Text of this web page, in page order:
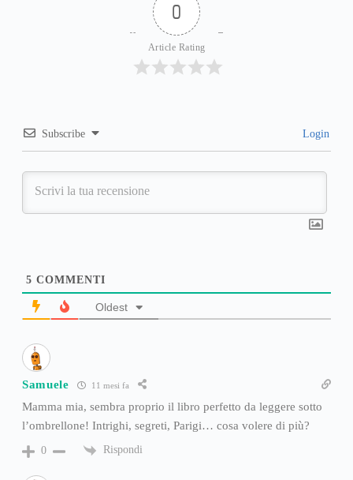
0
Article Rating
Subscribe Login
5 COMMENTI
Oldest
Samuele 11 mesi fa
Mamma mia, sembra proprio il libro perfetto da leggere sotto
l’ombrellone! Intrighi, segreti, Parigi… cosa volere di più?
0 Rispondi